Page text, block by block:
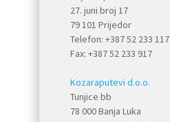
27. juni broj 17
79 101 Prijedor
Telefon: +387 52 233 117
Fax: +387 52 233 917
Kozaraputevi d.o.o.
Tunjice bb
78 000 Banja Luka